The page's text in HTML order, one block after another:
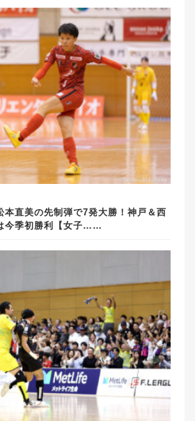
本直美の先制弾で7発大勝！神戸＆西
今季初勝利【女子……